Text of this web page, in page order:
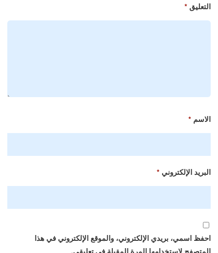
التعليق*
الاسم *
البريد الإلكتروني *
احفظ اسمي، بريدي الإلكتروني، والموقع الإلكتروني في هذا